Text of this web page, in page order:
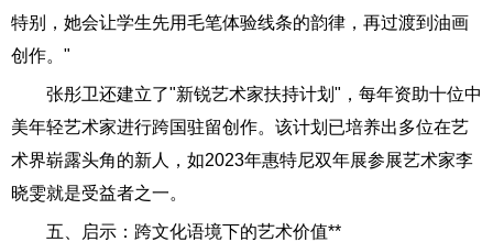
特别，她会让学生先用毛笔体验线条的韵律，再过渡到油画
创作。"
张彤卫还建立了"新锐艺术家扶持计划"，每年资助十位中
美年轻艺术家进行跨国驻留创作。该计划已培养出多位在艺
术界崭露头角的新人，如2023年惠特尼双年展参展艺术家李
晓雯就是受益者之一。
五、启示：跨文化语境下的艺术价值**